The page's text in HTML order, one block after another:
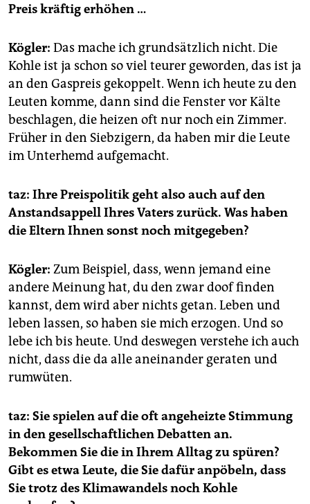
Preis kräftig erhöhen …
Kögler: Das mache ich grundsätzlich nicht. Die
Kohle ist ja schon so viel teurer geworden, das ist ja
an den Gaspreis gekoppelt. Wenn ich heute zu den
Leuten komme, dann sind die Fenster vor Kälte
beschlagen, die heizen oft nur noch ein Zimmer.
Früher in den Siebzigern, da haben mir die Leute
im Unterhemd aufgemacht.
taz: Ihre Preispolitik geht also auch auf den
Anstandsappell Ihres Vaters zurück. Was haben
die Eltern Ihnen sonst noch mitgegeben?
Kögler: Zum Beispiel, dass, wenn jemand eine
andere Meinung hat, du den zwar doof finden
kannst, dem wird aber nichts getan. Leben und
leben lassen, so haben sie mich erzogen. Und so
lebe ich bis heute. Und deswegen verstehe ich auch
nicht, dass die da alle aneinander geraten und
rumwüten.
taz: Sie spielen auf die oft angeheizte Stimmung
in den gesellschaftlichen Debatten an.
Bekommen Sie die in Ihrem Alltag zu spüren?
Gibt es etwa Leute, die Sie dafür anpöbeln, dass
Sie trotz des Klimawandels noch Kohle